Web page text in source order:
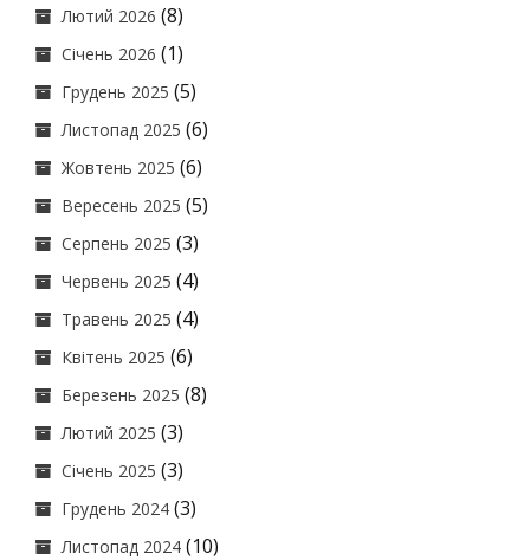
Лютий 2026 (8)
Січень 2026 (1)
Грудень 2025 (5)
Листопад 2025 (6)
Жовтень 2025 (6)
Вересень 2025 (5)
Серпень 2025 (3)
Червень 2025 (4)
Травень 2025 (4)
Квітень 2025 (6)
Березень 2025 (8)
Лютий 2025 (3)
Січень 2025 (3)
Грудень 2024 (3)
Листопад 2024 (10)